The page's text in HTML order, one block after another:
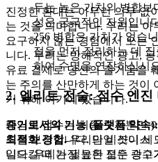
두는 높은 가치의 병합
성은 궁극적인 자원입니
256 병합은 가치가 없습
점을 먼저 정리하는 데
하여 수명을 연장하십시
2. 엘리트 전술: 점수 엔진
게임의 점수는 최종 숫자뿐만
드를 보상합니다. 단일 샷이
일으킬 때 가장 높은 점수 승수
진정한 환대는 아무런 의무 없
는 것을 의미합니다. 우리는
요구하지 않는 경험에서 오는
니다. 우리는 방해적인 광고,
유료 결제로 당신의 즐거움을
는 주의를 산만하게 하는 것이
기 위해 여기에 있습니다.
증거로서의 기능 (플랫폼 약속):
최적화 경험.우리의 비즈니스
니다. 우리는 필요한 모든 광